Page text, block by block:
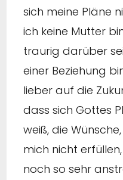
sich meine Pläne
ich keine Mutter
traurig darüber
einer Beziehung
lieber auf die
dass sich Gottes
weiß, die
mich nicht
noch so sehr